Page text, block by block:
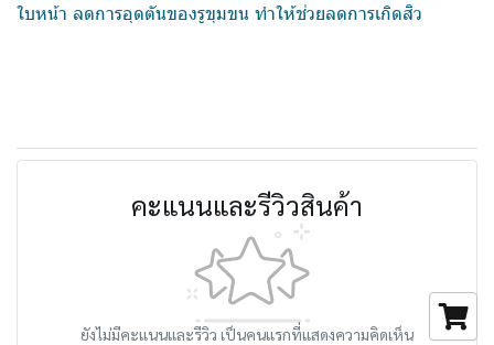
ใบหน้า ลดการอุดตันของรูขุมขน ทำให้ช่วยลดการเกิดสิว
คะแนนและรีวิวสินค้า
ยังไม่มีคะแนนและรีวิว เป็นคนแรกที่แสดงความคิดเห็น